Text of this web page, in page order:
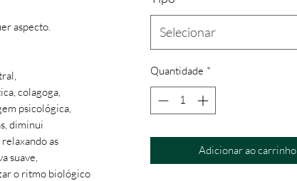
aspecto.
colagoga,
psicológica,
diminui
as
suave,
o ritmo biológico
Selecionar
Quantidade *
Adicionar ao carrinho